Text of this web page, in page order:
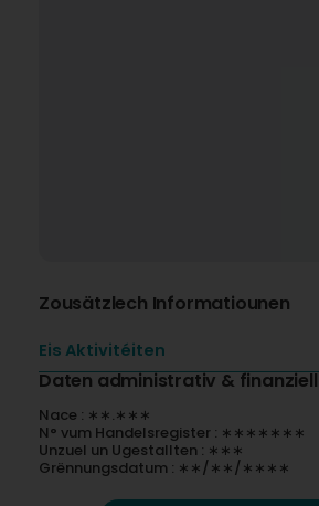
Zousätzlech Informatiounen
Eis Aktivitéiten
Daten administrativ & finanziell
Nace : ∗∗.∗∗∗
N° vum Handelsregister : ∗∗∗∗∗∗∗
Unzuel un Ugestallten : ∗∗∗
Grënnungsdatum : ∗∗/∗∗/∗∗∗∗